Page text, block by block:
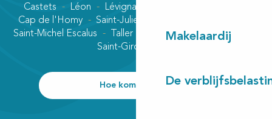
Makelaardij
De
Castets Léon Lévignacq
Cap de l'Homy
Saint-Julien-en-Born
Saint-Michel Escalus
Taller
Vielle-Saint-Girons
Saint-Girons plage
Hoe kom ik daar?